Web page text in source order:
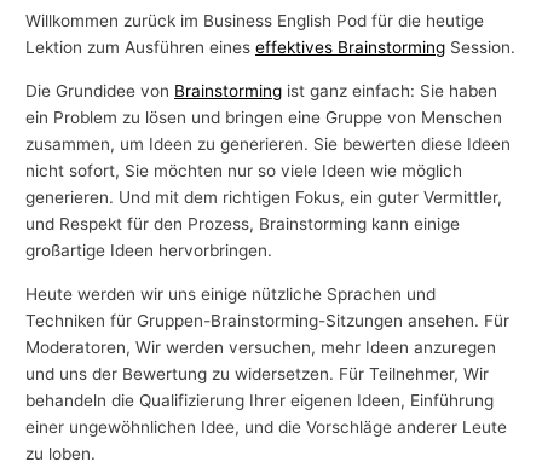
Willkommen zurück im Business English Pod für die heutige
Lektion zum Ausführen eineseffektives Brainstorming Session.
Die Grundidee von Brainstorming ist ganz einfach: Sie haben
ein Problem zu lösen und bringen eine Gruppe von Menschen
zusammen, um Ideen zu generieren. Sie bewerten diese Ideen
nicht sofort, Sie möchten nur so viele Ideen wie möglich
generieren. Und mit dem richtigen Fokus, ein guter Vermittler,
und Respekt für den Prozess, Brainstorming kann einige
großartige Ideen hervorbringen.
Heute werden wir uns einige nützliche Sprachen und
Techniken für Gruppen-Brainstorming-Sitzungen ansehen. Für
Moderatoren, Wir werden versuchen, mehr Ideen anzuregen
und uns der Bewertung zu widersetzen. Für Teilnehmer, Wir
behandeln die Qualifizierung Ihrer eigenen Ideen, Einführung
einer ungewöhnlichen Idee, und die Vorschläge anderer Leute
zu loben.